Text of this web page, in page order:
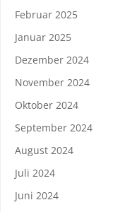
Februar 2025
Januar 2025
Dezember 2024
November 2024
Oktober 2024
September 2024
August 2024
Juli 2024
Juni 2024